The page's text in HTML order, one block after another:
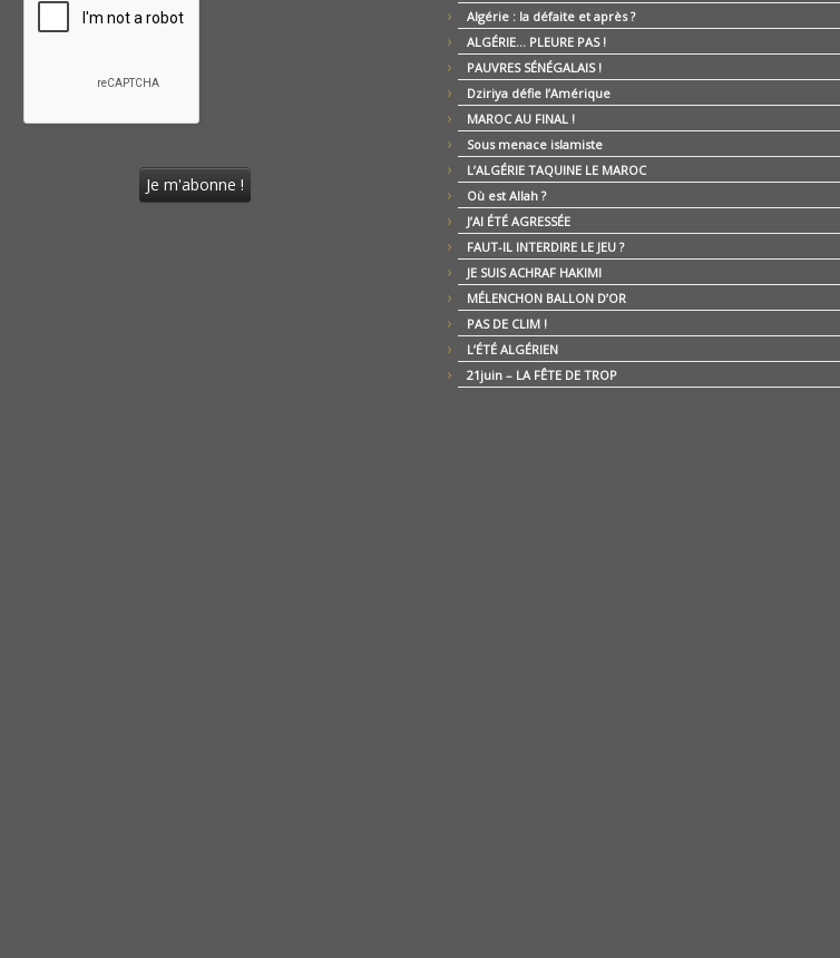
Algérie : la défaite et après ?
ALGÉRIE… PLEURE PAS !
PAUVRES SÉNÉGALAIS !
Dziriya défie l’Amérique
MAROC AU FINAL !
Sous menace islamiste
L’ALGÉRIE TAQUINE LE MAROC
Où est Allah ?
J’AI ÉTÉ AGRESSÉE
FAUT-IL INTERDIRE LE JEU ?
JE SUIS ACHRAF HAKIMI
MÉLENCHON BALLON D’OR
PAS DE CLIM !
L’ÉTÉ ALGÉRIEN
21juin – LA FÊTE DE TROP